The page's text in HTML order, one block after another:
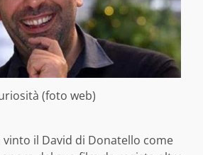
(foto web)
vinto il David di Donatello come